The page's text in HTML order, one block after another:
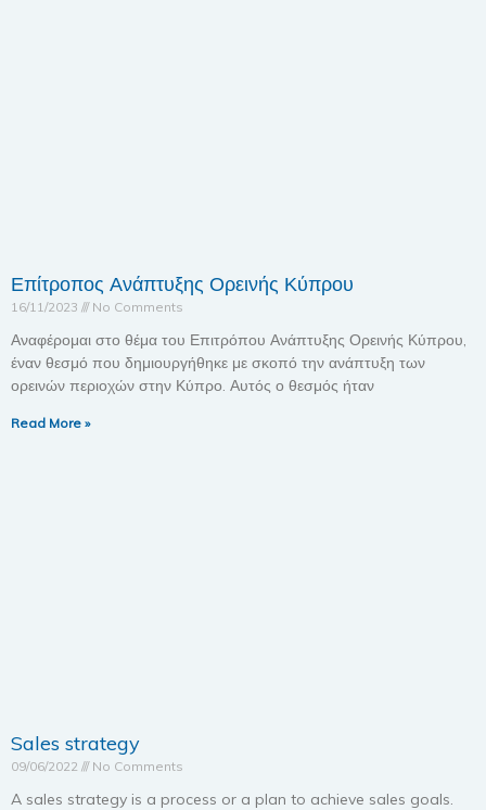
Επίτροπος Ανάπτυξης Ορεινής Κύπρου
16/11/2023 No Comments
Αναφέρομαι στο θέμα του Επιτρόπου Ανάπτυξης Ορεινής Κύπρου,
έναν θεσμό που δημιουργήθηκε με σκοπό την ανάπτυξη των
ορεινών περιοχών στην Κύπρο. Αυτός ο θεσμός ήταν
Read More »
Sales strategy
09/06/2022 No Comments
A sales strategy is a process or a plan to achieve sales goals.